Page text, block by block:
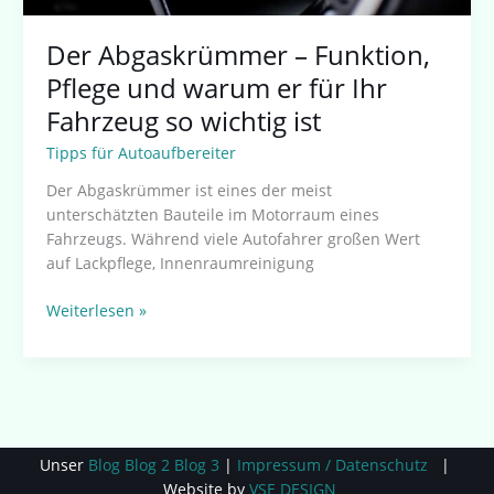
Der Abgaskrümmer – Funktion,
Pflege und warum er für Ihr
Fahrzeug so wichtig ist
Tipps für Autoaufbereiter
Der Abgaskrümmer ist eines der meist
unterschätzten Bauteile im Motorraum eines
Fahrzeugs. Während viele Autofahrer großen Wert
auf Lackpflege, Innenraumreinigung
Weiterlesen »
Unser Blog Blog 2 Blog 3 | Impressum / Datenschutz |
Website by VSE DESIGN